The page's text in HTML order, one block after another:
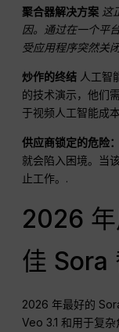
聚合器解决方案 这
因。通过在一个平
受应用程序突然关
炒作的终结 人工智
的技术演示，他们
于视频人工智能成
供应商锁定的危险：
就会陷入困境。当
止工作。.
2026
佳 Sora
2026 年最好的
Veo 3.1 和用于复